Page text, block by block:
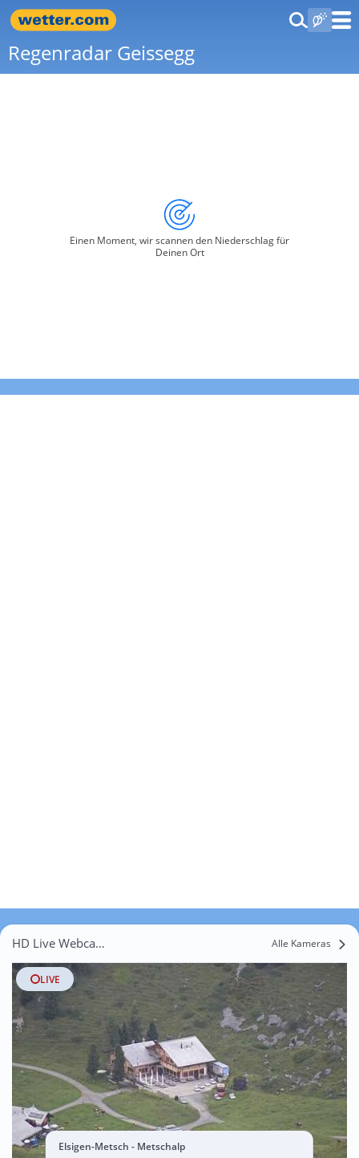
Regenradar Geissegg
Einen Moment, wir scannen den Niederschlag für
Deinen Ort
HD Live Webcams Geissegg Alle Kameras
LIVE
Elsigen-Metsch - Metschalp